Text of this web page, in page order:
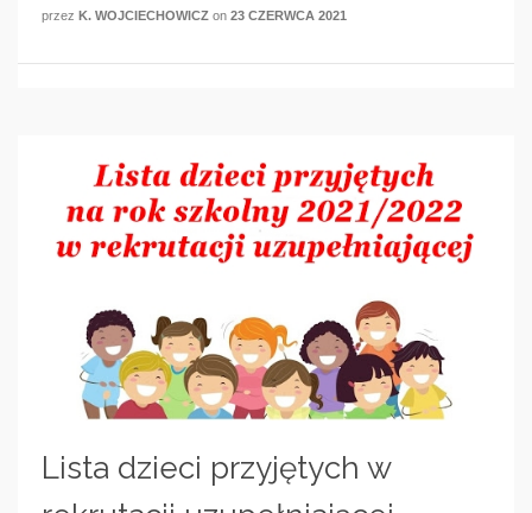
przez K. WOJCIECHOWICZ on 23 CZERWCA 2021
Lista dzieci przyjętych w